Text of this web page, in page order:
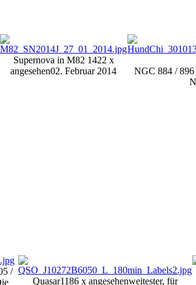
Supernova in M82 1422 x
angesehen02. Februar 2014 NGC 884 /
/
Quasar1186 x angesehenweitester, für